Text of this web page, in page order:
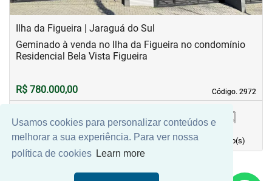
Usamos cookies para personalizar conteúdos e
melhorar a sua experiência. Para ver nossa
política de cookies Learn more
Ilha da Figueira | Jaraguá do Sul
Código. 2972
Código. 2972
Geminado à venda no Ilha da Figueira no condomínio
Residencial Bela Vista Figueira
R$ 780.000,00
Área principal
quarto(s)
Vaga(s)
banho(s)